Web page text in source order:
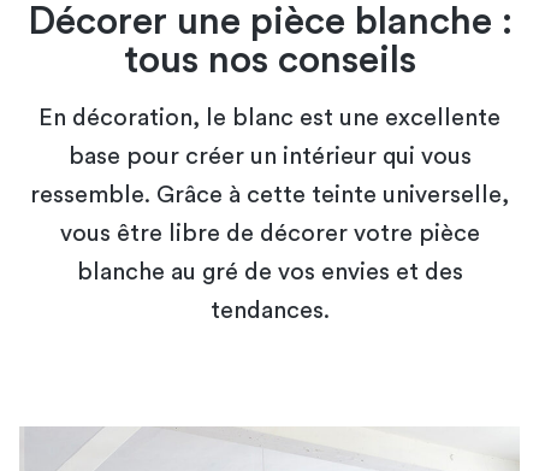
Décorer une pièce blanche :
tous nos conseils
En décoration, le blanc est une excellente
base pour créer un intérieur qui vous
ressemble. Grâce à cette teinte universelle,
vous être libre de décorer votre pièce
blanche au gré de vos envies et des
tendances.